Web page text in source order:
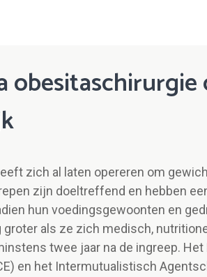
obesitaschirurgie
zich al laten opereren om
zijn doeltreffend en hebben
hun voedingsgewoonten en
als ze zich medisch,
twee jaar na de ingreep.
en het Intermutualistisch